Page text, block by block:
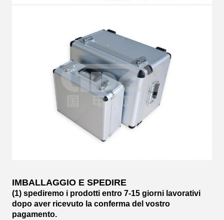
IMBALLAGGIO E SPEDIRE
(1) spediremo i prodotti entro 7-15 giorni lavorativi
dopo aver ricevuto la conferma del vostro
pagamento.